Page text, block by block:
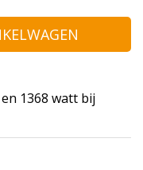
1368 watt bij